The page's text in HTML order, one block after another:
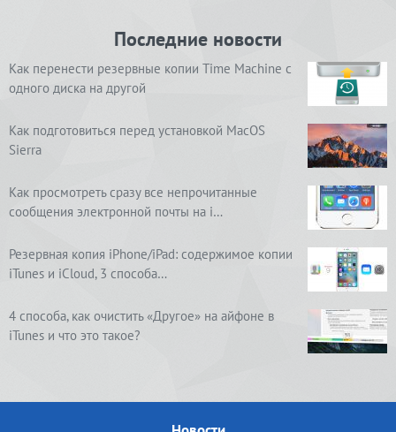
Последние новости
Как перенести резервные копии Time Machine с
одного диска на другой
Как подготовиться перед установкой MacOS
Sierra
Как просмотреть сразу все непрочитанные
сообщения электронной почты на i…
Резервная копия iPhone/iPad: содержимое копии
iTunes и iCloud, 3 способа…
4 способа, как очистить «Другое» на айфоне в
iTunes и что это такое?